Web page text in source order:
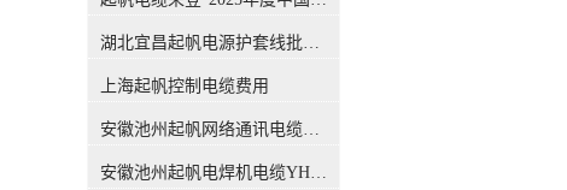
这个概念，我们能知道，这个
线电缆#的规格，仅仅是规格
和文件上的表示。 电缆导体的
【实际】截面积实际截面积：
吗？前不久，权威机构CQC出
具的一份报告，引发了行业的
扰很多人的问题，有了这份报
这个给客户解释了。CQC是什
（CQC）是经*机构编制批
湖北宜昌起帆电源护套线批发价格
上海起帆控制电缆费用
安徽池州起帆网络通讯电缆销售
安徽池州起帆电焊机电缆YH生产厂家